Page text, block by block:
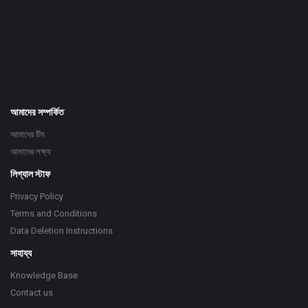
আমাদের সম্পর্কিত
আমাদের টিম
আমাদের লক্ষ্য
লিগ্যাল স্টাফ
Privacy Policy
Terms and Conditions
Data Deletion Instructions
সাহায্য
Knowledge Base
Contact us